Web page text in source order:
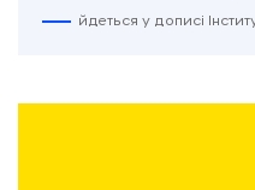
йдеться у дописі